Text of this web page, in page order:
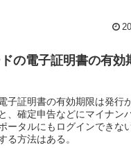
の電子証明書の有効
子証明書の有効期限は発行
、確定申告などにマイナン
ータルにもログインできな
る方法はある。